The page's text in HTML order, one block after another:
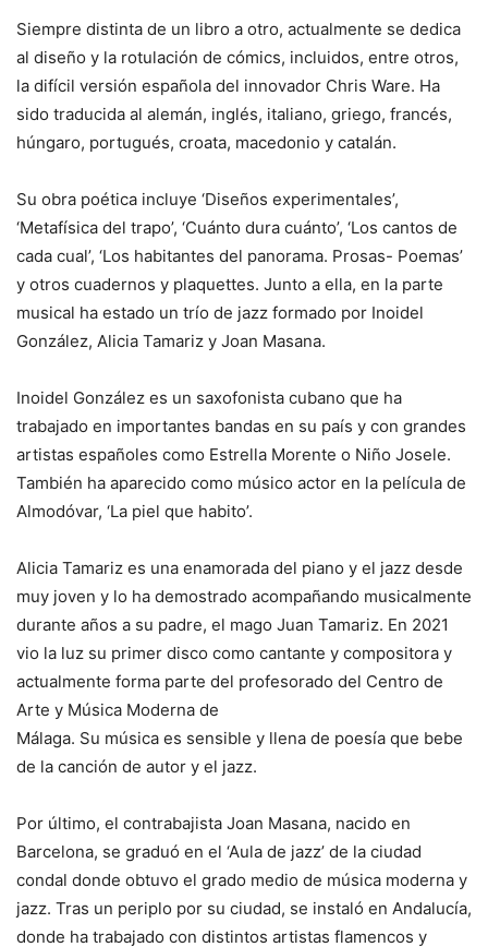
Siempre distinta de un libro a otro, actualmente se dedica
al diseño y la rotulación de cómics, incluidos, entre otros,
la difícil versión española del innovador Chris Ware. Ha
sido traducida al alemán, inglés, italiano, griego, francés,
húngaro, portugués, croata, macedonio y catalán.
Su obra poética incluye ‘Diseños experimentales’,
‘Metafísica del trapo’, ‘Cuánto dura cuánto’, ‘Los cantos de
cada cual’, ‘Los habitantes del panorama. Prosas- Poemas’
y otros cuadernos y plaquettes. Junto a ella, en la parte
musical ha estado un trío de jazz formado por Inoidel
González, Alicia Tamariz y Joan Masana.
Inoidel González es un saxofonista cubano que ha
trabajado en importantes bandas en su país y con grandes
artistas españoles como Estrella Morente o Niño Josele.
También ha aparecido como músico actor en la película de
Almodóvar, ‘La piel que habito’.
Alicia Tamariz es una enamorada del piano y el jazz desde
muy joven y lo ha demostrado acompañando musicalmente
durante años a su padre, el mago Juan Tamariz. En 2021
vio la luz su primer disco como cantante y compositora y
actualmente forma parte del profesorado del Centro de
Arte y Música Moderna de
Málaga. Su música es sensible y llena de poesía que bebe
de la canción de autor y el jazz.
Por último, el contrabajista Joan Masana, nacido en
Barcelona, se graduó en el ‘Aula de jazz’ de la ciudad
condal donde obtuvo el grado medio de música moderna y
jazz. Tras un periplo por su ciudad, se instaló en Andalucía,
donde ha trabajado con distintos artistas flamencos y